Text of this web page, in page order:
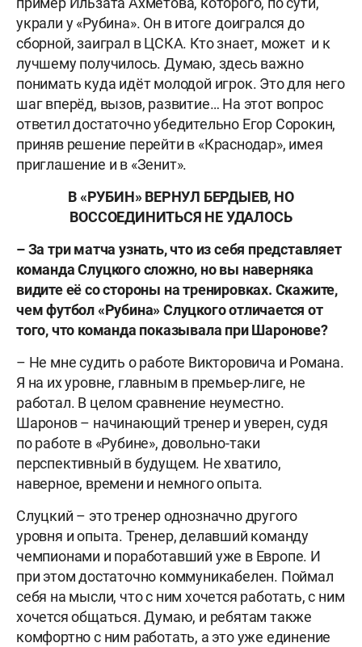
украли у «Рубина». Он в итоге доигрался до
сборной, заиграл в ЦСКА. Кто знает, может и к
лучшему получилось. Думаю, здесь важно
понимать куда идёт молодой игрок. Это для него
шаг вперёд, вызов, развитие… На этот вопрос
ответил достаточно убедительно Егор Сорокин,
приняв решение перейти в «Краснодар», имея
приглашение и в «Зенит».
В «РУБИН» ВЕРНУЛ БЕРДЫЕВ, НО
ВОССОЕДИНИТЬСЯ НЕ УДАЛОСЬ
– За три матча узнать, что из себя представляет
команда Слуцкого сложно, но вы наверняка
видите её со стороны на тренировках. Скажите,
чем футбол «Рубина» Слуцкого отличается от
того, что команда показывала при Шаронове?
– Не мне судить о работе Викторовича и Романа.
Я на их уровне, главным в премьер-лиге, не
работал. В целом сравнение неуместно.
Шаронов – начинающий тренер и уверен, судя
по работе в «Рубине», довольно-таки
перспективный в будущем. Не хватило,
наверное, времени и немного опыта.
Слуцкий – это тренер однозначно другого
уровня и опыта. Тренер, делавший команду
чемпионами и поработавший уже в Европе. И
при этом достаточно коммуникабелен. Поймал
себя на мысли, что с ним хочется работать, с ним
хочется общаться. Думаю, и ребятам также
комфортно с ним работать, а это уже единение